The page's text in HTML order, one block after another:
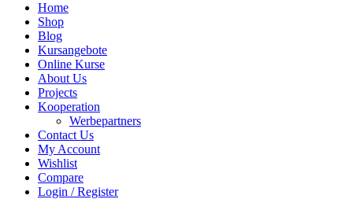
Home
Shop
Blog
Kursangebote
Online Kurse
About Us
Projects
Kooperation
Werbepartners
Contact Us
My Account
Wishlist
Compare
Login / Register